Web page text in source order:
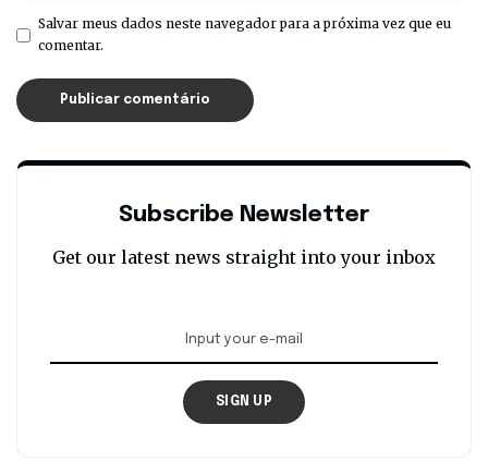
Salvar meus dados neste navegador para a próxima vez que eu
comentar.
Subscribe Newsletter
Get our latest news straight into your inbox
SIGN UP